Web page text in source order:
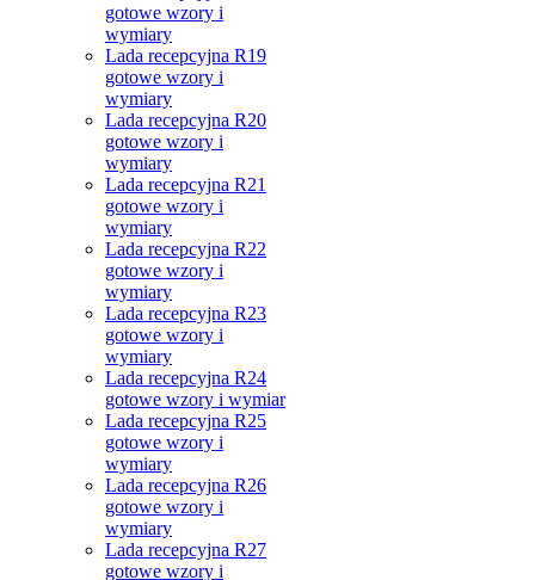
gotowe wzory i
wymiary
Lada recepcyjna R19
gotowe wzory i
wymiary
Lada recepcyjna R20
gotowe wzory i
wymiary
Lada recepcyjna R21
gotowe wzory i
wymiary
Lada recepcyjna R22
gotowe wzory i
wymiary
Lada recepcyjna R23
gotowe wzory i
wymiary
Lada recepcyjna R24
gotowe wzory i wymiar
Lada recepcyjna R25
gotowe wzory i
wymiary
Lada recepcyjna R26
gotowe wzory i
wymiary
Lada recepcyjna R27
gotowe wzory i